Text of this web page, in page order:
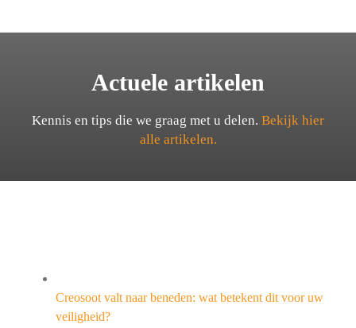
Actuele artikelen
Kennis en tips die we graag met u delen. Bekijk hier
alle artikelen.
Creosoot valt naar beneden: wat betekent dit voor uw
veiligheid?